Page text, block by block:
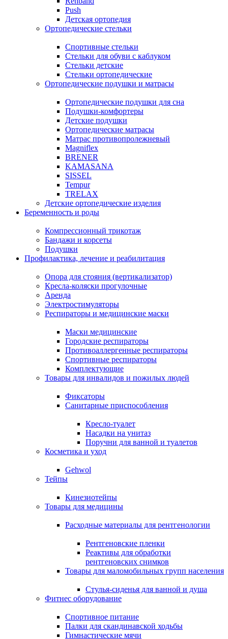
Push
Детская ортопедия
Ортопедические стельки
Спортивные стельки
Стельки для обуви с каблуком
Стельки детские
Стельки ортопедические
Ортопедические подушки и матрасы
Ортопедические подушки для сна
Подушки-комфортеры
Детские подушки
Ортопедические матрасы
Матрас противопролежневый
Magniflex
BRENER
KAMASANA
SISSEL
Tempur
TRELAX
Детские ортопедические изделия
Беременность и роды
Компрессионный трикотаж
Бандажи и корсеты
Подушки
Профилактика, лечение и реабилитация
Опора для стояния (вертикализатор)
Кресла-коляски прогулочные
Аренда
Электростимуляторы
Респираторы и медицинские маски
Маски медицинские
Городские респираторы
Противоаллергенные респираторы
Спортивные респираторы
Комплектующие
Товары для инвалидов и пожилых людей
Фиксаторы
Санитарные приспособления
Кресло-туалет
Насадки на унитаз
Поручни для ванной и туалетов
Косметика и уход
Gehwol
Тейпы
Кинезиотейпы
Товары для медицины
Расходные материалы для рентгенологии
Рентгеновские пленки
Реактивы для обработки
рентгеновских снимков
Товары для маломобильных групп населения
Стулья-сиденья для ванной и душа
Фитнес оборудование
Спортивное питание
Палки для скандинавской ходьбы
Гимнастические мячи